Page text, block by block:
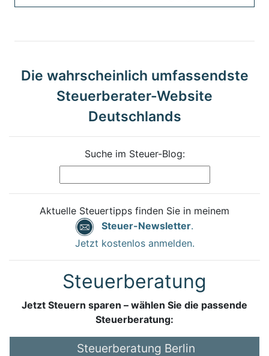
Die wahrscheinlich umfassendste
Steuerberater-Website
Deutschlands
Suche im Steuer-Blog:
Aktuelle Steuertipps finden Sie in meinem
Steuer-Newsletter.
Jetzt kostenlos anmelden.
Steuerberatung
Jetzt Steuern sparen – wählen Sie die passende
Steuerberatung:
Steuerberatung Berlin